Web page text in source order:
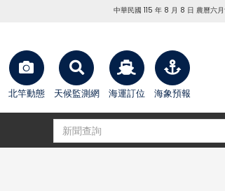
中華民國 115 年 8 月 8 日 農曆六
北竿動態 天候監測網 海運訂位 海象預報